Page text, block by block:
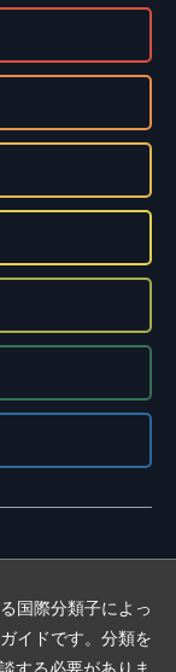
国際分類子によっ
イドです。分類を